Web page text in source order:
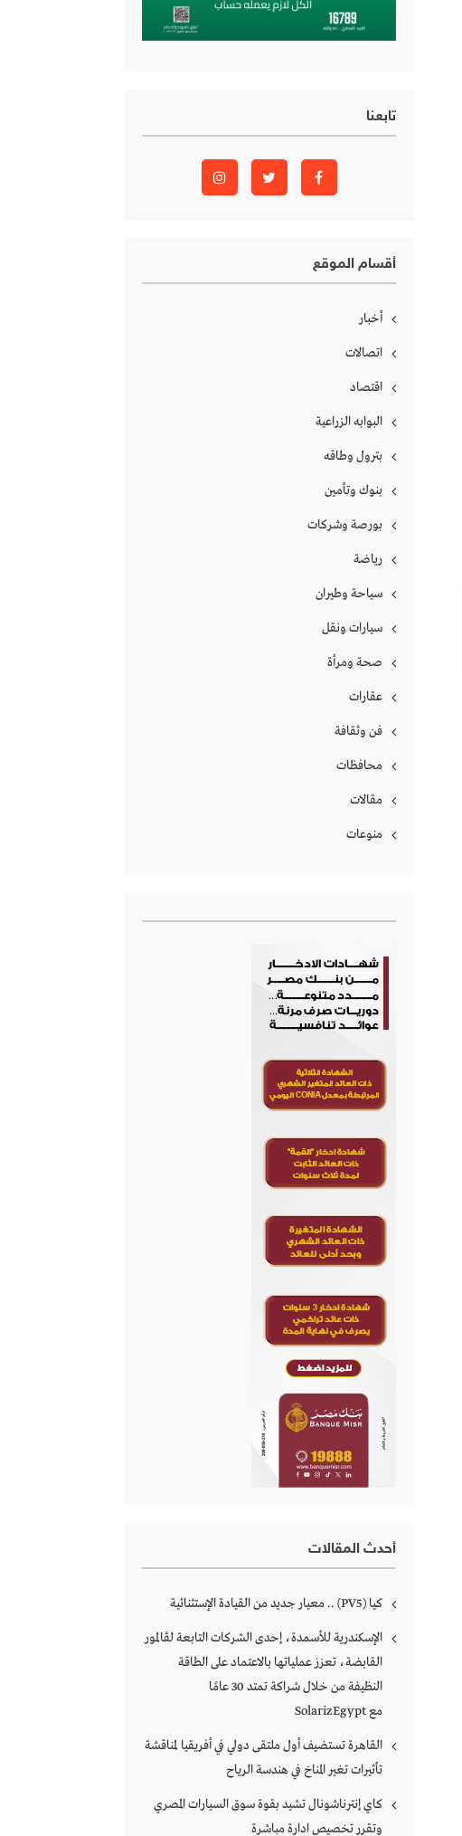
تابعنا
أقسام الموقع
أخبار
اتصالات
اقتصاد
البوابه الزراعية
بترول وطاقه
بنوك وتأمين
بورصة وشركات
رياضة
سياحة وطيران
سيارات ونقل
صحة ومرأة
عقارات
فن وثقافة
محافظات
مقالات
منوعات
أحدث المقالات
كـــــيا (PV5) .. معيار جديد من القيادة الإستثنائية
الإسكندرية للأسمدة، إحدى الشركات التابعة لڤالمور
القابضة، تعزز عملياتها بالاعتماد على الطاقة
النظيفة من خلال شراكة تمتد 30 عامًا
مع SolarizEgypt
القاهرة تستضيف أول ملتقى دولي في أفريقيا لمناقشة
تأثيرات تغير المناخ في هندسة الرياح
كاي إنترناشونال تشيد بقوة سوق السيارات المصري
وتقرر تخصيص ادارة مباشرة